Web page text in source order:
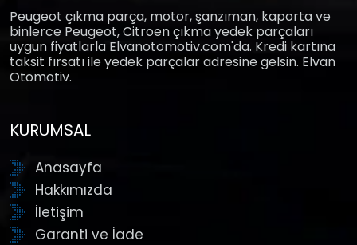
Peugeot çıkma parça, motor, şanzıman, kaporta ve
binlerce Peugeot, Citroen çıkma yedek parçaları
uygun fiyatlarla Elvanotomotiv.com'da. Kredi kartına
taksit fırsatı ile yedek parçalar adresine gelsin. Elvan
Otomotiv.
KURUMSAL
Anasayfa
Hakkımızda
İletişim
Garanti ve İade